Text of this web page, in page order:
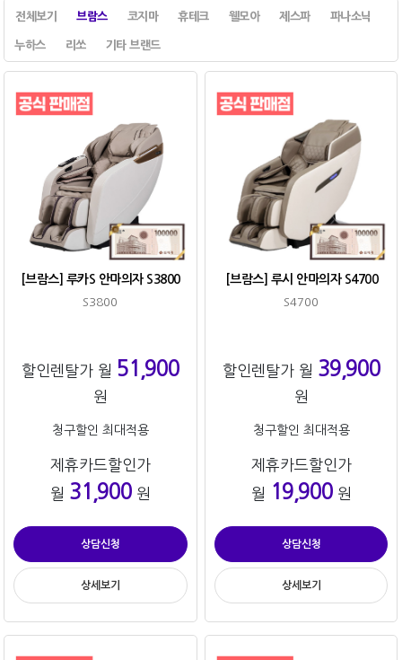
전체보기 브람스 코지마 휴테크 웰모아 제스파 파나소닉
누하스 리쏘 기타 브랜드
[브람스] 루카S 안마의자 S3800
S3800
할인렌탈가 월 51,900
원
청구할인 최대적용
제휴카드할인가
월 31,900원
상담신청
상세보기
[브람스] 루시 안마의자 S4700
S4700
할인렌탈가 월 39,900
원
청구할인 최대적용
제휴카드할인가
월 19,900원
상담신청
상세보기